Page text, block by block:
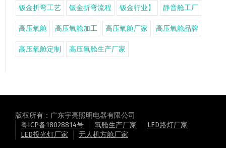
钣金折弯工艺 钣金折弯流程 钣金行业】 静音舱工厂
高压氧舱 高压氧舱加工 高压氧舱厂家 高压氧舱品牌
高压氧舱定制 高压氧舱生产厂家
版权所有：广东宇亮照明电器有限公司
粤ICP备18028814号
氧舱生产厂家
LED路灯厂家
LED投光灯厂家
无人机方舱厂家